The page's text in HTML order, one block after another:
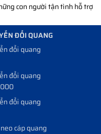
con người tận tình hỗ trợ
ĐỔI QUANG
đổi quang
đổi quang
đổi quang
cáp quang